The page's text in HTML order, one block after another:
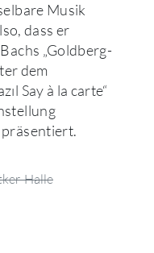
Musik
dass er
„Goldberg-
dem
Say à la carte“
Halle